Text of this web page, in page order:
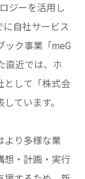
ジーを活用し
に自社サービス
ック事業「meG
直近では、ホ
として「株式会
ています。
より多様な業
想・計画・実行